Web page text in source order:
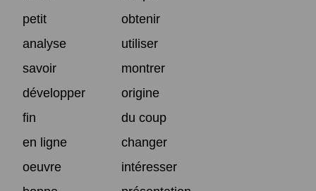
petit
obtenir
analyse
utiliser
savoir
montrer
développer
origine
fin
du coup
en ligne
changer
oeuvre
intéresser